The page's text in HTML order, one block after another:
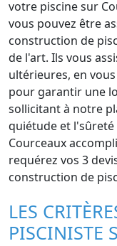
votre piscine sur
vous pouvez être
construction de
de l'art. Ils vous
ultérieures, en
pour garantir une
sollicitant à notre
quiétude et
Courceaux
requérez vos 3
construction de
LES
PISCINISTE